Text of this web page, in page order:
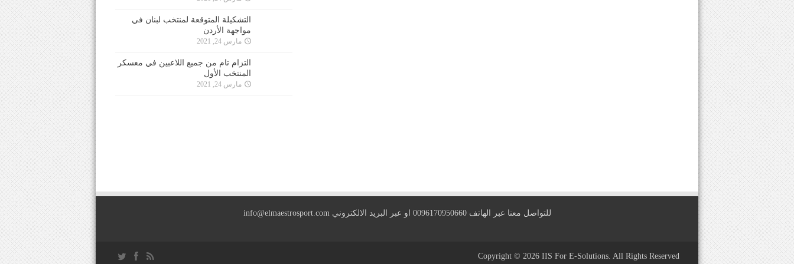
التشكيلة المتوقعة لمنتخب لبنان في
مواجهة الأردن
مارس 24, 2021
التزام تام من جميع اللاعبين في معسكر
المنتخب الأول
مارس 24, 2021
للتواصل معنا عبر الهاتف 0096170950660 او عبر البريد الالكتروني info@elmaestrosport.com
Copyright © 2026 IIS For E-Solutions. All Rights Reserved